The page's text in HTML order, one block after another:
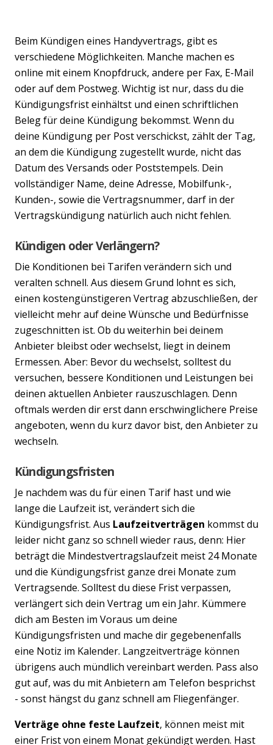
Beim Kündigen eines Handyvertrags, gibt es
verschiedene Möglichkeiten. Manche machen es
online mit einem Knopfdruck, andere per Fax, E-Mail
oder auf dem Postweg. Wichtig ist nur, dass du die
Kündigungsfrist einhältst und einen schriftlichen
Beleg für deine Kündigung bekommst. Wenn du
deine Kündigung per Post verschickst, zählt der Tag,
an dem die Kündigung zugestellt wurde, nicht das
Datum des Versands oder Poststempels. Dein
vollständiger Name, deine Adresse, Mobilfunk-,
Kunden-, sowie die Vertragsnummer, darf in der
Vertragskündigung natürlich auch nicht fehlen.
Kündigen oder Verlängern?
Die Konditionen bei Tarifen verändern sich und
veralten schnell. Aus diesem Grund lohnt es sich,
einen kostengünstigeren Vertrag abzuschließen, der
vielleicht mehr auf deine Wünsche und Bedürfnisse
zugeschnitten ist. Ob du weiterhin bei deinem
Anbieter bleibst oder wechselst, liegt in deinem
Ermessen. Aber: Bevor du wechselst, solltest du
versuchen, bessere Konditionen und Leistungen bei
deinen aktuellen Anbieter rauszuschlagen. Denn
oftmals werden dir erst dann erschwinglichere Preise
angeboten, wenn du kurz davor bist, den Anbieter zu
wechseln.
Kündigungsfristen
Je nachdem was du für einen Tarif hast und wie
lange die Laufzeit ist, verändert sich die
Kündigungsfrist. Aus Laufzeitverträgen kommst du
leider nicht ganz so schnell wieder raus, denn: Hier
beträgt die Mindestvertragslaufzeit meist 24 Monate
und die Kündigungsfrist ganze drei Monate zum
Vertragsende. Solltest du diese Frist verpassen,
verlängert sich dein Vertrag um ein Jahr. Kümmere
dich am Besten im Voraus um deine
Kündigungsfristen und mache dir gegebenenfalls
eine Notiz im Kalender. Langzeitverträge können
übrigens auch mündlich vereinbart werden. Pass also
gut auf, was du mit Anbietern am Telefon besprichst
- sonst hängst du ganz schnell am Fliegenfänger.
Verträge ohne feste Laufzeit, können meist mit
einer Frist von einem Monat gekündigt werden. Hast